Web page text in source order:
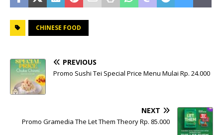
CHINESE FOOD
PREVIOUS
Promo Sushi Tei Special Price Menu Mulai Rp. 24.000
NEXT
Promo Gramedia The Let Them Theory Rp. 85.000